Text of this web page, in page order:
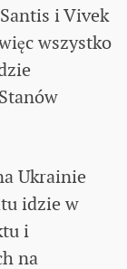
i Vivek
wszystko
Ukrainie
idzie w
i
na